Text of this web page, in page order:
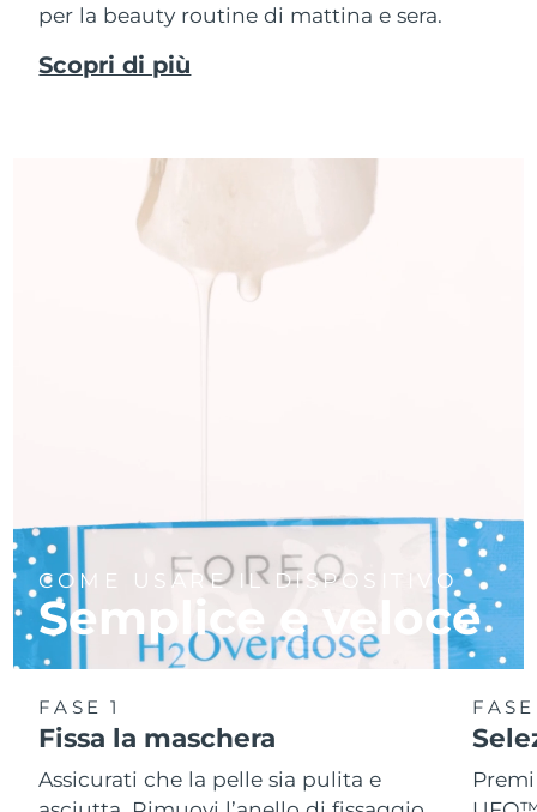
per la beauty routine di mattina e sera.
Scopri di più
COME USARE IL DISPOSITIVO
Semplice e veloce
FASE 1
Fissa la maschera
Assicurati che la pelle sia pulita e